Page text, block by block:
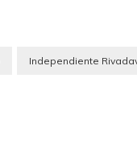
Independiente